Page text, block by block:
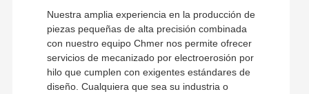
Nuestra amplia experiencia en la producción de
piezas pequeñas de alta precisión combinada
con nuestro equipo Chmer nos permite ofrecer
servicios de mecanizado por electroerosión por
hilo que cumplen con exigentes estándares de
diseño. Cualquiera que sea su industria o